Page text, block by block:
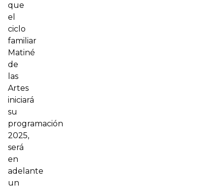
que
el
ciclo
familiar
Matiné
de
las
Artes
iniciará
su
programación
2025,
será
en
adelante
un